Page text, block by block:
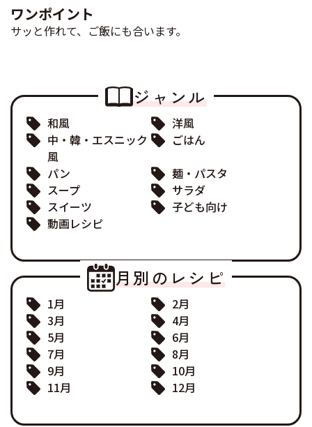
ワンポイント
サッと作れて、ご飯にも合います。
ジャンル
和風
洋風
中・韓・エスニック
風
ごはん
パン
麺・パスタ
スープ
サラダ
スイーツ
子ども向け
動画レシピ
月別のレシピ
1月
2月
3月
4月
5月
6月
7月
8月
9月
10月
11月
12月